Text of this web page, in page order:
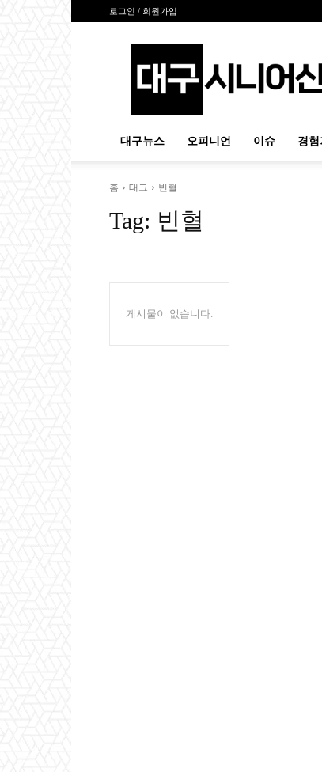
로그인 / 회원가입
시
대구뉴스 오피니언 이슈 경
홈 태그 빈혈
Tag: 빈혈
게시물이 없습니다.